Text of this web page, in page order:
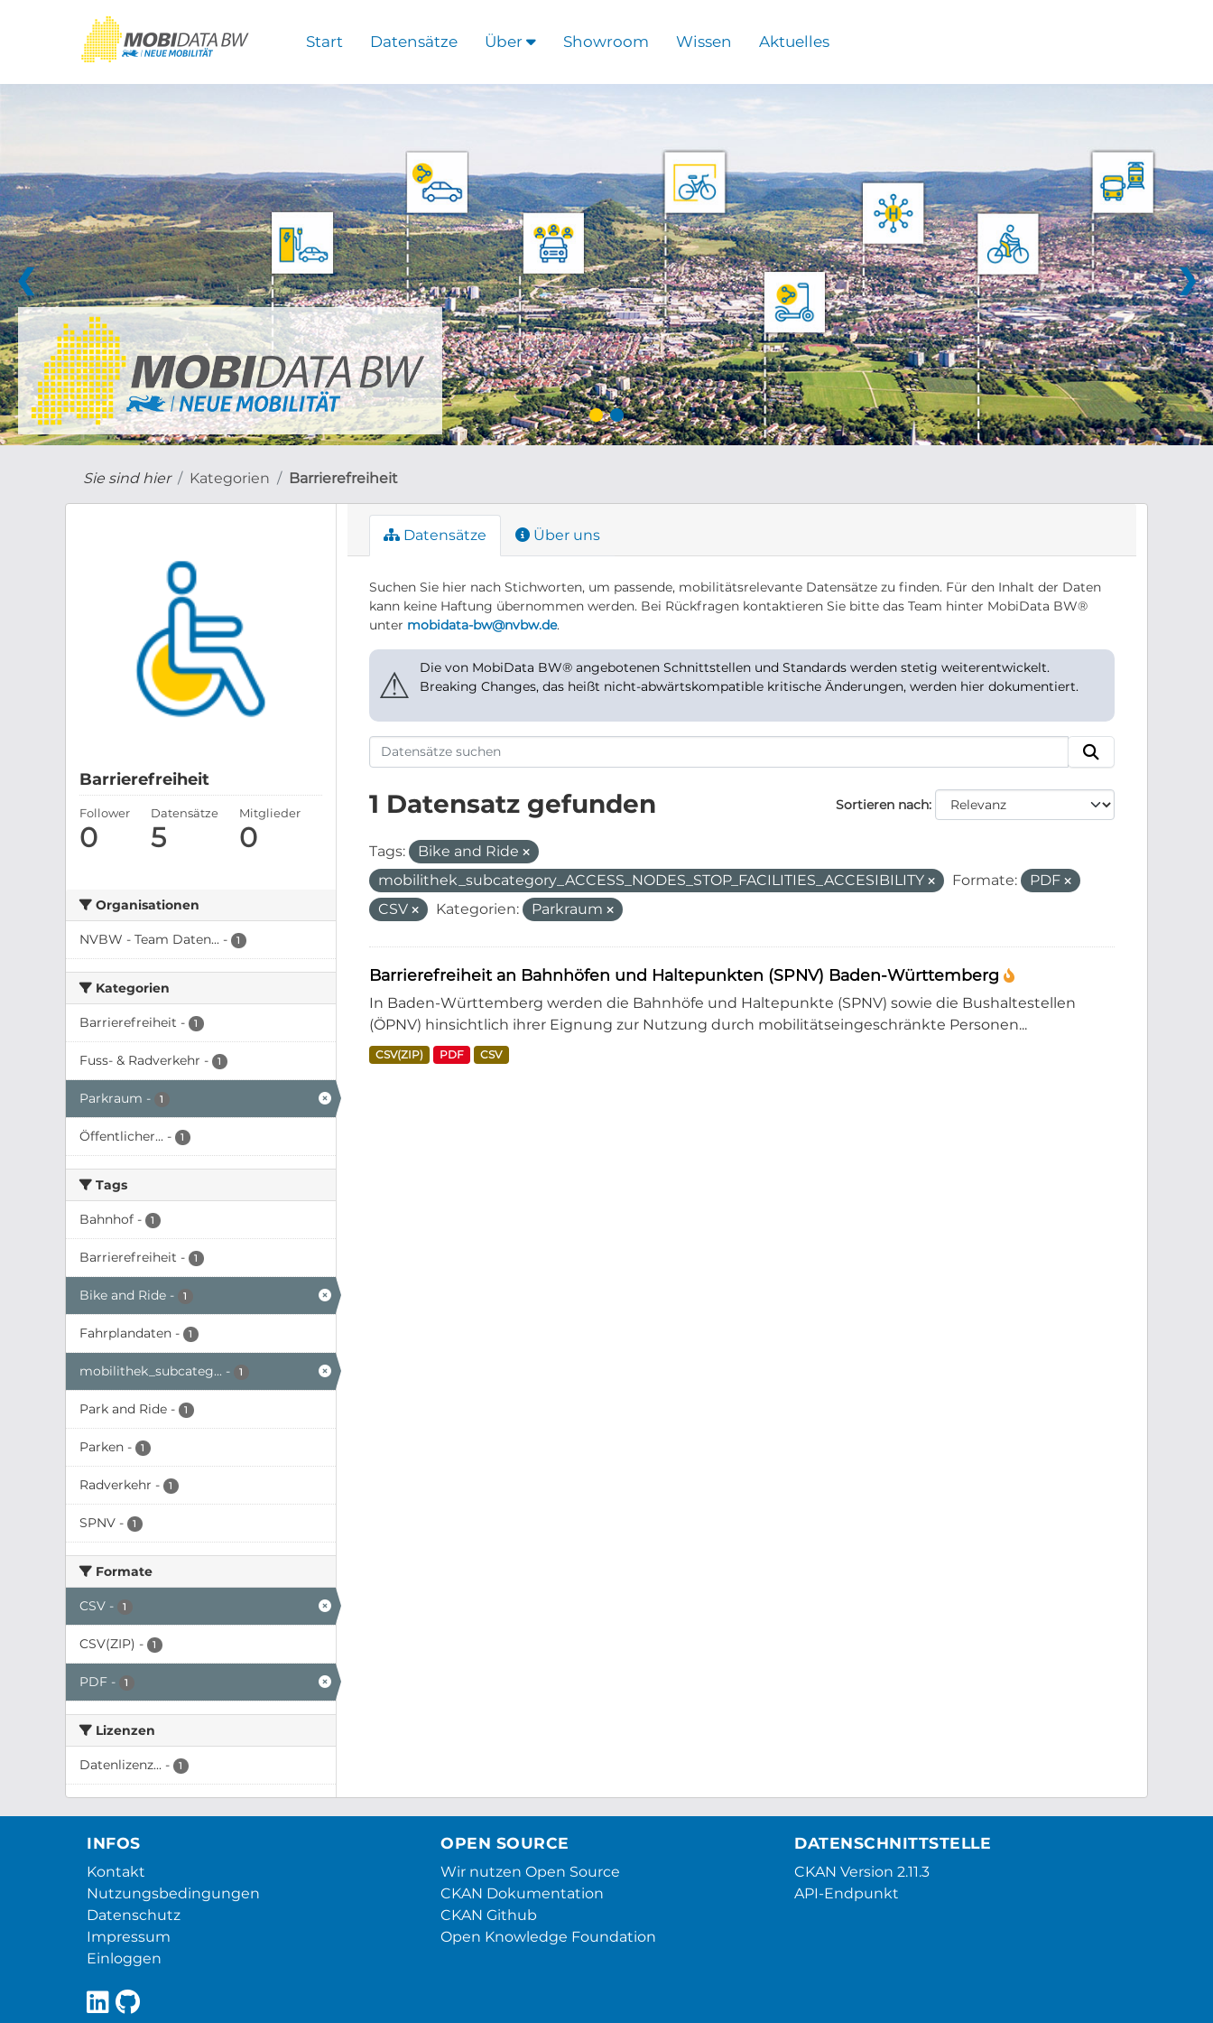
Start Datensätze Über Showroom Wissen Aktuelles
❮ ❯
Sie sind hier Kategorien Barrierefreiheit
Barrierefreiheit
Follower
0
Datensätze
5
Mitglieder
0
Organisationen
NVBW - Team Daten... - 1
Kategorien
Barrierefreiheit - 1
Fuss- & Radverkehr - 1
Parkraum - 1
Öffentlicher... - 1
Tags
Bahnhof - 1
Barrierefreiheit - 1
Bike and Ride - 1
Fahrplandaten - 1
mobilithek_subcateg... - 1
Park and Ride - 1
Parken - 1
Radverkehr - 1
SPNV - 1
Formate
CSV - 1
CSV(ZIP) - 1
PDF - 1
Lizenzen
Datenlizenz... - 1
Datensätze Über uns
Suchen Sie hier nach Stichworten, um passende, mobilitätsrelevante Datensätze zu finden. Für den Inhalt der Daten
kann keine Haftung übernommen werden. Bei Rückfragen kontaktieren Sie bitte das Team hinter MobiData BW®
unter mobidata-bw@nvbw.de.
⚠
Die von MobiData BW® angebotenen Schnittstellen und Standards werden stetig weiterentwickelt.
Breaking Changes, das heißt nicht-abwärtskompatible kritische Änderungen, werden hier dokumentiert.
Sortieren nach
1 Datensatz gefunden
Tags:
Bike and Ride
mobilithek_subcategory_ACCESS_NODES_STOP_FACILITIES_ACCESIBILITY
Formate:
PDF
CSV
Kategorien: Parkraum
Barrierefreiheit an Bahnhöfen und Haltepunkten (SPNV) Baden-Württemberg
In Baden-Württemberg werden die Bahnhöfe und Haltepunkte (SPNV) sowie die Bushaltestellen
(ÖPNV) hinsichtlich ihrer Eignung zur Nutzung durch mobilitätseingeschränkte Personen...
CSV(ZIP) PDF CSV
INFOS
Kontakt
Nutzungsbedingungen
Datenschutz
Impressum
Einloggen
OPEN SOURCE
Wir nutzen Open Source
CKAN Dokumentation
CKAN Github
Open Knowledge Foundation
DATENSCHNITTSTELLE
CKAN Version 2.11.3
API-Endpunkt